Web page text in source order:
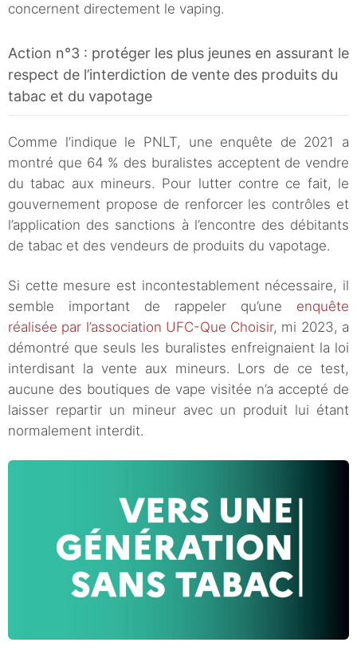
concernent directement le vaping.
Action n°3 : protéger les plus jeunes en assurant le
respect de l’interdiction de vente des produits du
tabac et du vapotage
Comme l’indique le PNLT, une enquête de 2021 a
montré que 64 % des buralistes acceptent de vendre
du tabac aux mineurs. Pour lutter contre ce fait, le
gouvernement propose de renforcer les contrôles et
l’application des sanctions à l’encontre des débitants
de tabac et des vendeurs de produits du vapotage.
Si cette mesure est incontestablement nécessaire, il
semble important de rappeler qu’une enquête
réalisée par l’association UFC-Que Choisir, mi 2023, a
démontré que seuls les buralistes enfreignaient la loi
interdisant la vente aux mineurs. Lors de ce test,
aucune des boutiques de vape visitée n’a accepté de
laisser repartir un mineur avec un produit lui étant
normalement interdit.